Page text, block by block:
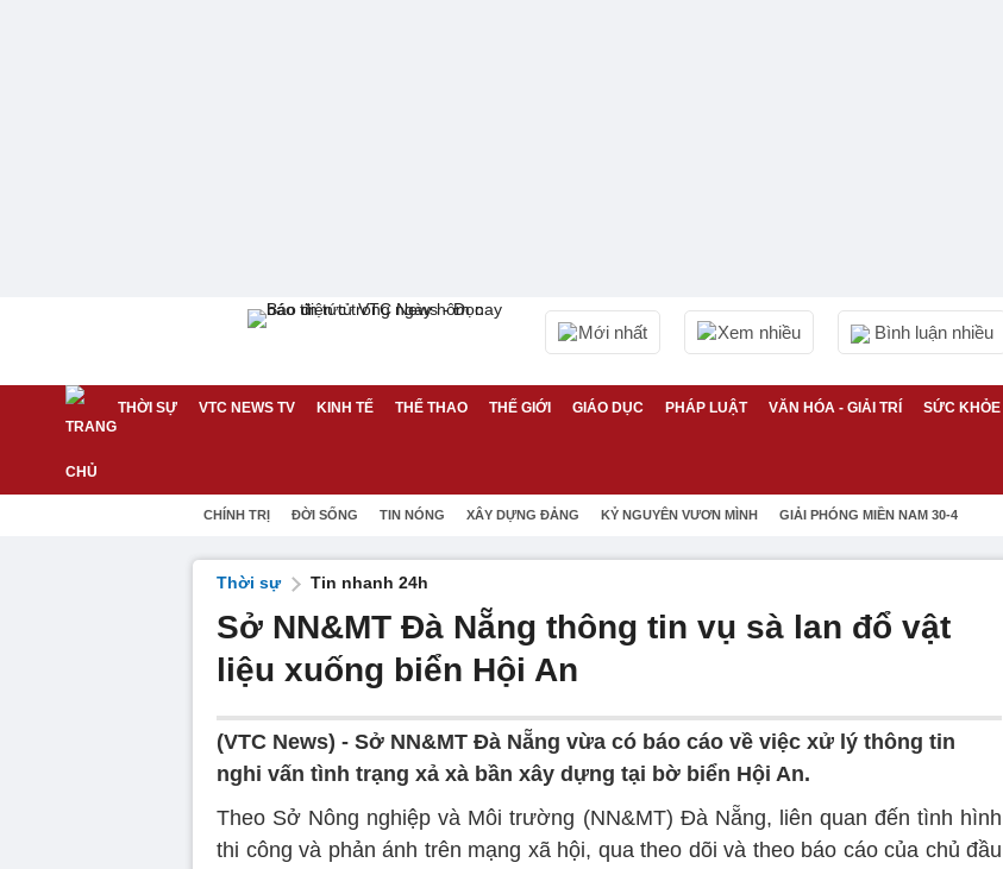
Mới nhất Xem nhiều Bình luận nhiều
THỜI SỰ VTC NEWS TV KINH TẾ THỂ THAO THẾ GIỚI GIÁO DỤC PHÁP LUẬT VĂN HÓA - GIẢI TRÍ SỨC KHỎE
CHÍNH TRỊ ĐỜI SỐNG TIN NÓNG XÂY DỰNG ĐẢNG KỶ NGUYÊN VƯƠN MÌNH GIẢI PHÓNG MIỀN NAM 30-4
Thời sự Tin nhanh 24h
Sở NN&MT Đà Nẵng thông tin vụ sà lan đổ vật
liệu xuống biển Hội An
(VTC News) - Sở NN&MT Đà Nẵng vừa có báo cáo về việc xử lý thông tin
nghi vấn tình trạng xả xà bần xây dựng tại bờ biển Hội An.
Theo Sở Nông nghiệp và Môi trường (NN&MT) Đà Nẵng, liên quan đến tình hình
thi công và phản ánh trên mạng xã hội, qua theo dõi và theo báo cáo của chủ đầu